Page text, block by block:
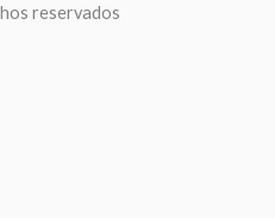
reservados